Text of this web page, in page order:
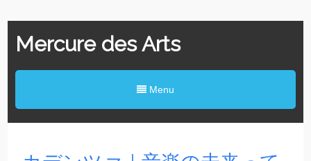
Mercure des Arts
Menu